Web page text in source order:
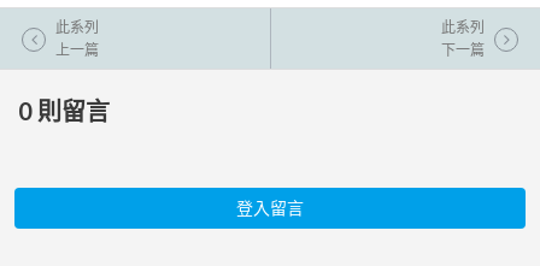
此系列
上一篇
此系列
下一篇
0 則留言
登入留言